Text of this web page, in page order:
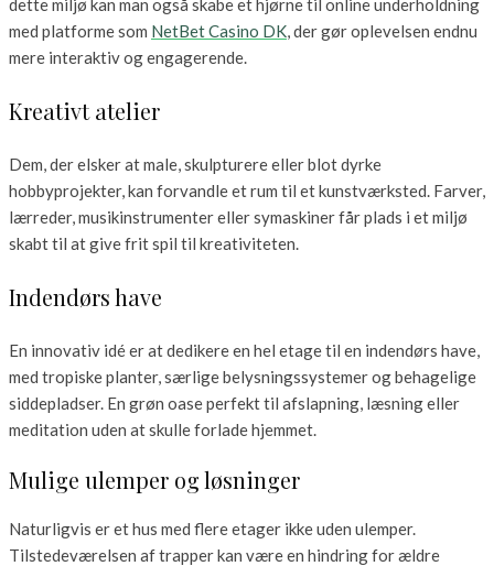
dette miljø kan man også skabe et hjørne til online underholdning
med platforme som NetBet Casino DK, der gør oplevelsen endnu
mere interaktiv og engagerende.
Kreativt atelier
Dem, der elsker at male, skulpturere eller blot dyrke
hobbyprojekter, kan forvandle et rum til et kunstværksted. Farver,
lærreder, musikinstrumenter eller symaskiner får plads i et miljø
skabt til at give frit spil til kreativiteten.
Indendørs have
En innovativ idé er at dedikere en hel etage til en indendørs have,
med tropiske planter, særlige belysningssystemer og behagelige
siddepladser. En grøn oase perfekt til afslapning, læsning eller
meditation uden at skulle forlade hjemmet.
Mulige ulemper og løsninger
Naturligvis er et hus med flere etager ikke uden ulemper.
Tilstedeværelsen af trapper kan være en hindring for ældre